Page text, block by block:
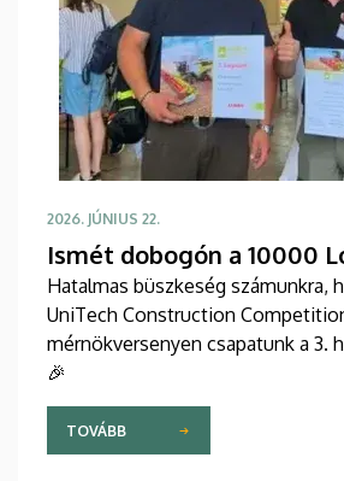
2026. JÚNIUS 22.
Ismét dobogón a 10000
Hatalmas büszkeség számunkra,
UniTech Construction
mérnökversenyen csapatunk a 3.
🎉
TOVÁBB